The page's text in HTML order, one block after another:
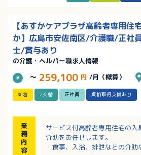
【あすかケアプラザ高齢者専用
か】広島市安佐南区/介護職/正社
士/賞与あり
の介護・ヘルパー職求人情報
～ 259,100 円 /月（概算）
新着 2交替 正社員 資格取得支援あり
業
務
内
容
サービス付高齢者専用住宅の
介助をお任せします。
・食事、入浴、排泄などの介助